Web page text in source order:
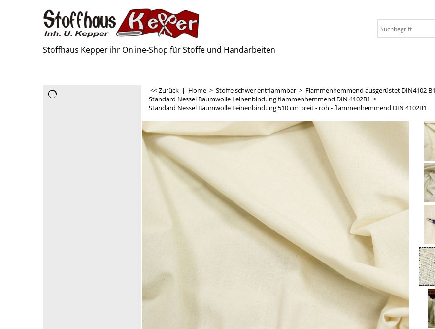
Stoffhaus Kepper ihr Online-Shop für Stoffe und Handarbeiten
<< Zurück | Home > Stoffe schwer entflammbar > Flammenhemmend ausgerüstet DIN4102 B1
Standard Nessel Baumwolle Leinenbindung flammenhemmend DIN 4102B1 >
Standard Nessel Baumwolle Leinenbindung 510 cm breit - roh - flammenhemmend DIN 4102B1